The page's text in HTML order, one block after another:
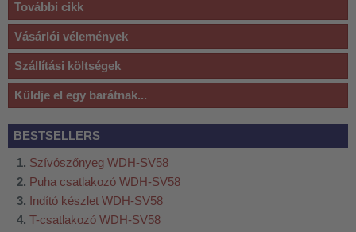
További cikk
Vásárlói vélemények
Szállítási költségek
Küldje el egy barátnak...
BESTSELLERS
Szívószőnyeg WDH-SV58
Puha csatlakozó WDH-SV58
Indító készlet WDH-SV58
T-csatlakozó WDH-SV58